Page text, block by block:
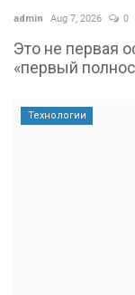
admin Aug 7, 2026 0
Это не первая
«первый
Технологии